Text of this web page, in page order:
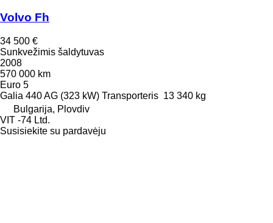
Volvo Fh
34 500 €
Sunkvežimis šaldytuvas
2008
570 000 km
Euro 5
Galia 440 AG (323 kW) Transporteris 13 340 kg
Bulgarija, Plovdiv
VIT -74 Ltd.
Susisiekite su pardavėju